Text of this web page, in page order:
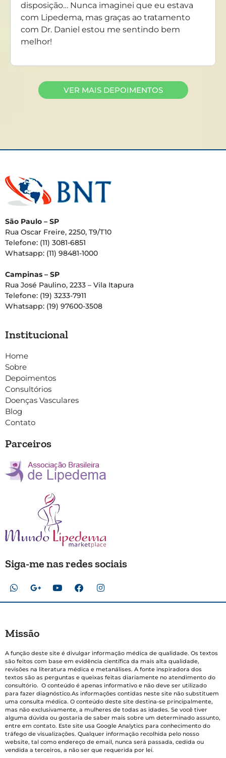
disposição… Nunca imaginei que eu estava
com Lipedema, mas graças ao tratamento
com Dr. Daniel estou me sentindo bem
melhor!
VER MAIS DEPOIMENTOS
São Paulo – SP
Rua Oscar Freire, 2250, T9/T10
Telefone: (11) 3081-6851
Whatsapp: (11) 98481-1000
Campinas – SP
Rua José Paulino, 2233 – Vila Itapura
Telefone: (19) 3233-7911
Whatsapp: (19) 97600-3508
Institucional
Home
Sobre
Depoimentos
Consultórios
Doenças Vasculares
Blog
Contato
Parceiros
Siga-me nas redes sociais
Missão
A função deste site é divulgar informação médica de qualidade. Os textos
são feitos com base em evidência científica da mais alta qualidade,
revisões na literatura médica e metanálises. A fonte inspiradora dos
textos são as perguntas e queixas feitas diariamente no atendimento do
consultório. O conteúdo é apenas informativo e não deve ser utilizado
para fazer diagnóstico.As informações contidas neste site não substituem
uma consulta médica. O conteúdo deste site destina-se principalmente,
mas não exclusivamente, a mulheres de todas as idades. Se você tiver
alguma dúvida ou gostaria de saber mais sobre um determinado assunto,
entre em contato. Este site usa Google Analytics para conhecimento do
tráfego de visualizações. Qualquer informação recolhida pelo nosso
website, tal como endereço de email, nunca será passada, cedida ou
vendida a terceiros, a não ser que requerida por lei.